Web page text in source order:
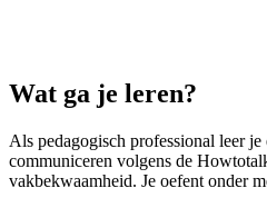
Wat ga je leren?
Als pedagogisch professional leer
communiceren volgens de
vakbekwaamheid. Je oefent onder